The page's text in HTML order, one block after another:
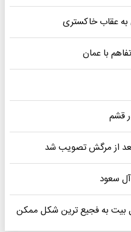
عقاب خاکستری
با عمان
قشم
بعد از مرگش تصویب شد
سعود
بیت به فجیع ترین شکل ممکن